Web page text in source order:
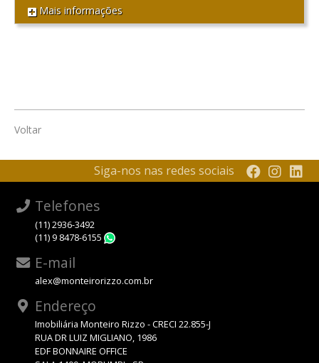
Mais informações
Voltar
Siga-nos nas redes sociais
Telefones
(11) 2936-3492
(11) 9 8478-6155
E-mail
alex@monteirorizzo.com.br
Endereço
Imobiliária Monteiro Rizzo - CRECI 22.855-J
RUA DR LUIZ MIGLIANO, 1986
EDF BONNAIRE OFFICE